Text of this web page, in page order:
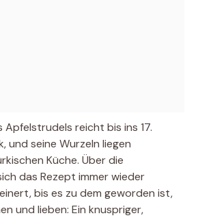
Apfelstrudels reicht bis ins 17.
und seine Wurzeln liegen
Küche. Über die
das Rezept immer wieder
bis es zu dem geworden ist,
und lieben: Ein knuspriger,